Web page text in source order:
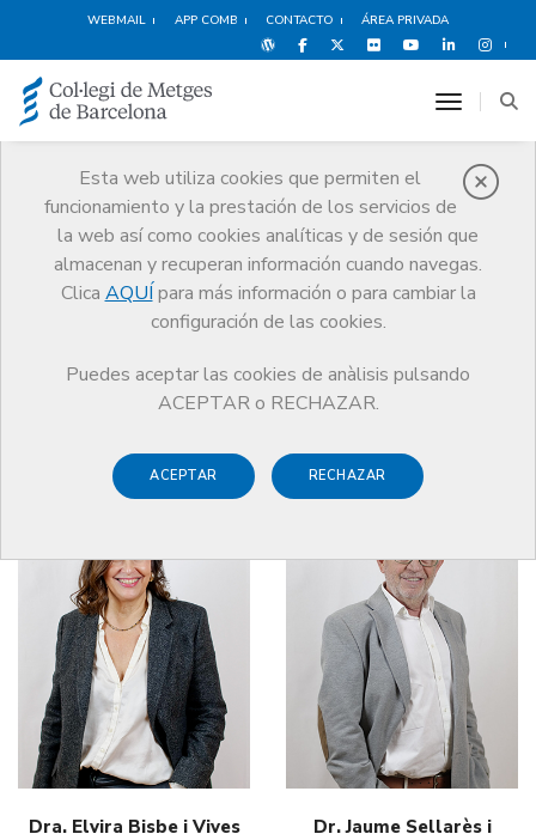
WEBMAIL APP COMB CONTACTO ÁREA PRIVADA
Esta web utiliza cookies que permiten el
funcionamiento y la prestación de los servicios de
la web así como cookies analíticas y de sesión que
almacenan y recuperan información cuando navegas.
Clica AQUÍ para más información o para cambiar la
configuración de las cookies.
Puedes aceptar las cookies de anàlisis pulsando
ACEPTAR o RECHAZAR.
ACEPTAR RECHAZAR
toggle
Quiénes somos
El CoMB Junta de Gobierno 2025-2029
Junta de Gobierno 2025-
Dra. Elvira Bisbe i Vives
Dr. Jaume Sellarès i